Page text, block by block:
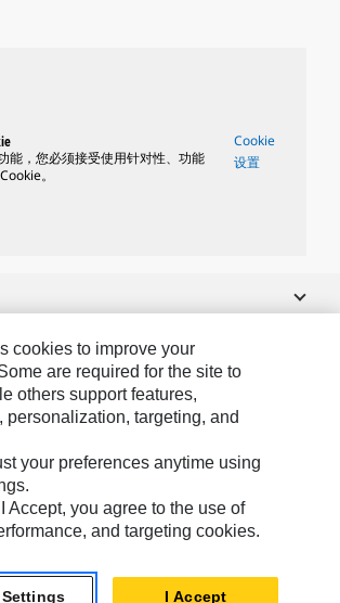
能，您必须接受使用针对性、功能
。
Cookie
设置
cookies to improve your
are required for the site to
others support features,
personalization, targeting, and
your preferences anytime using
Accept, you agree to the use of
and targeting cookies.
I Accept